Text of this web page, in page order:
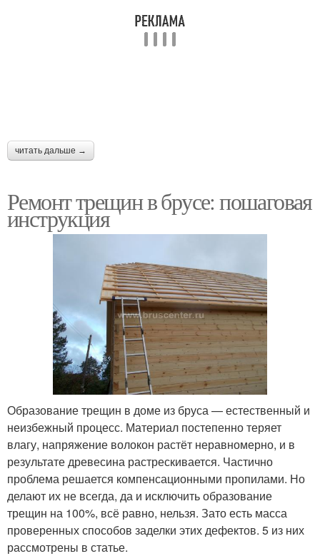
читать дальше →
Ремонт трещин в брусе: пошаговая
инструкция
Образование трещин в доме из бруса — естественный и
неизбежный процесс. Материал постепенно теряет
влагу, напряжение волокон растёт неравномерно, и в
результате древесина растрескивается. Частично
проблема решается компенсационными пропилами. Но
делают их не всегда, да и исключить образование
трещин на 100%, всё равно, нельзя. Зато есть масса
проверенных способов заделки этих дефектов. 5 из них
рассмотрены в статье.